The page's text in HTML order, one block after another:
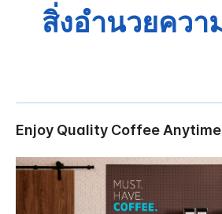
สิ่งอำนวยควา